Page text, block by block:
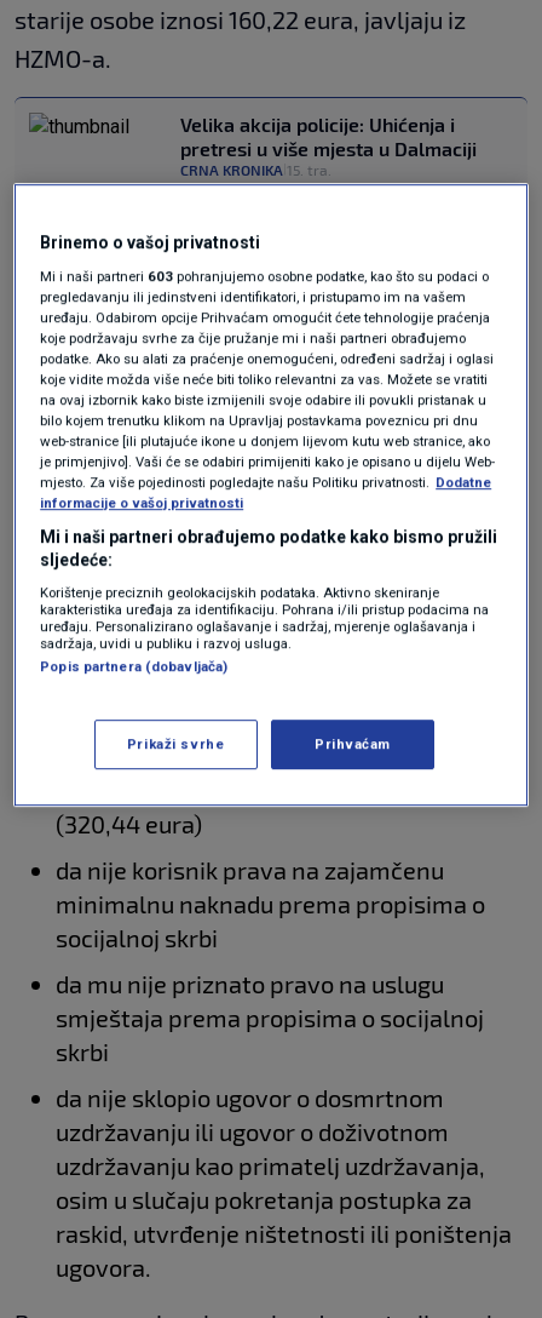
starije osobe iznosi 160,22 eura, javljaju iz
HZMO-a.
Velika akcija policije: Uhićenja i
pretresi u više mjesta u Dalmaciji
CRNA KRONIKA 15. tra.
Pravo na nacionalnu naknadu za starije osobe
može ostvariti hrvatski državljanin koji je
navršio 65 godina života, s prebivalištem na
području RH u neprekidnom trajanju od 10
godina neposredno prije podnošenja zahtjeva
za ostvarivanje prava, što je osnovni uvjet, uz
koji moraju biti ispunjeni i drugi zakonom
propisani uvjeti, a to su:
da nije korisnik mirovine niti osiguranik u
obveznom mirovinskom osiguranju
da njegov prihod i/ili prihod članova
prethodnoj kalendarskoj godini po članu
kućanstva mjesečno ne prelazi dvostruki
(320,44 eura)
da nije korisnik prava na zajamčenu
minimalnu naknadu prema propisima o
socijalnoj skrbi
da mu nije priznato pravo na uslugu
smještaja prema propisima o socijalnoj
skrbi
da nije sklopio ugovor o dosmrtnom
uzdržavanju ili ugovor o doživotnom
uzdržavanju kao primatelj uzdržavanja,
osim u slučaju pokretanja postupka za
raskid, utvrđenje ništetnosti ili poništenja
ugovora.
Brinemo o vašoj privatnosti
Mi i naši partneri 603 pohranjujemo osobne podatke, kao što su podaci o
pregledavanju ili jedinstveni identifikatori, i pristupamo im na vašem
uređaju. Odabirom opcije Prihvaćam omogućit ćete tehnologije praćenja
koje podržavaju svrhe za čije pružanje mi i naši partneri obrađujemo
podatke. Ako su alati za praćenje onemogućeni, određeni sadržaj i oglasi
koje vidite možda više neće biti toliko relevantni za vas. Možete se vratiti
na ovaj izbornik kako biste izmijenili svoje odabire ili povukli pristanak u
bilo kojem trenutku klikom na Upravljaj postavkama poveznicu pri dnu
web-stranice [ili plutajuće ikone u donjem lijevom kutu web stranice, ako
je primjenjivo]. Vaši će se odabiri primijeniti kako je opisano u dijelu Web-
mjesto. Za više pojedinosti pogledajte našu Politiku privatnosti. Dodatne
informacije o vašoj privatnosti
Mi i naši partneri obrađujemo podatke kako bismo pružili
sljedeće:
Korištenje preciznih geolokacijskih podataka. Aktivno skeniranje
karakteristika uređaja za identifikaciju. Pohrana i/ili pristup podacima na
uređaju. Personalizirano oglašavanje i sadržaj, mjerenje oglašavanja i
sadržaja, uvidi u publiku i razvoj usluga.
Popis partnera (dobavljača)
Prikaži svrhe Prihvaćam